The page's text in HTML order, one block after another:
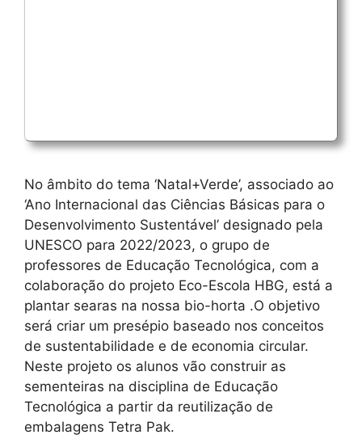
No âmbito do tema ‘Natal+Verde’, associado ao
‘Ano Internacional das Ciências Básicas para o
Desenvolvimento Sustentável’ designado pela
UNESCO para 2022/2023, o grupo de
professores de Educação Tecnológica, com a
colaboração do projeto Eco-Escola HBG, está a
plantar searas na nossa bio-horta .O objetivo
será criar um presépio baseado nos conceitos
de sustentabilidade e de economia circular.
Neste projeto os alunos vão construir as
sementeiras na disciplina de Educação
Tecnológica a partir da reutilização de
embalagens Tetra Pak.